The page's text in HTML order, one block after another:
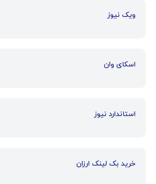
ویک نیوز
اسکای وان
استاندارد نیوز
خرید بک لینک ارزان